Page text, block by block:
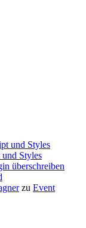
und Styles
Styles
überschreiben
zu Event